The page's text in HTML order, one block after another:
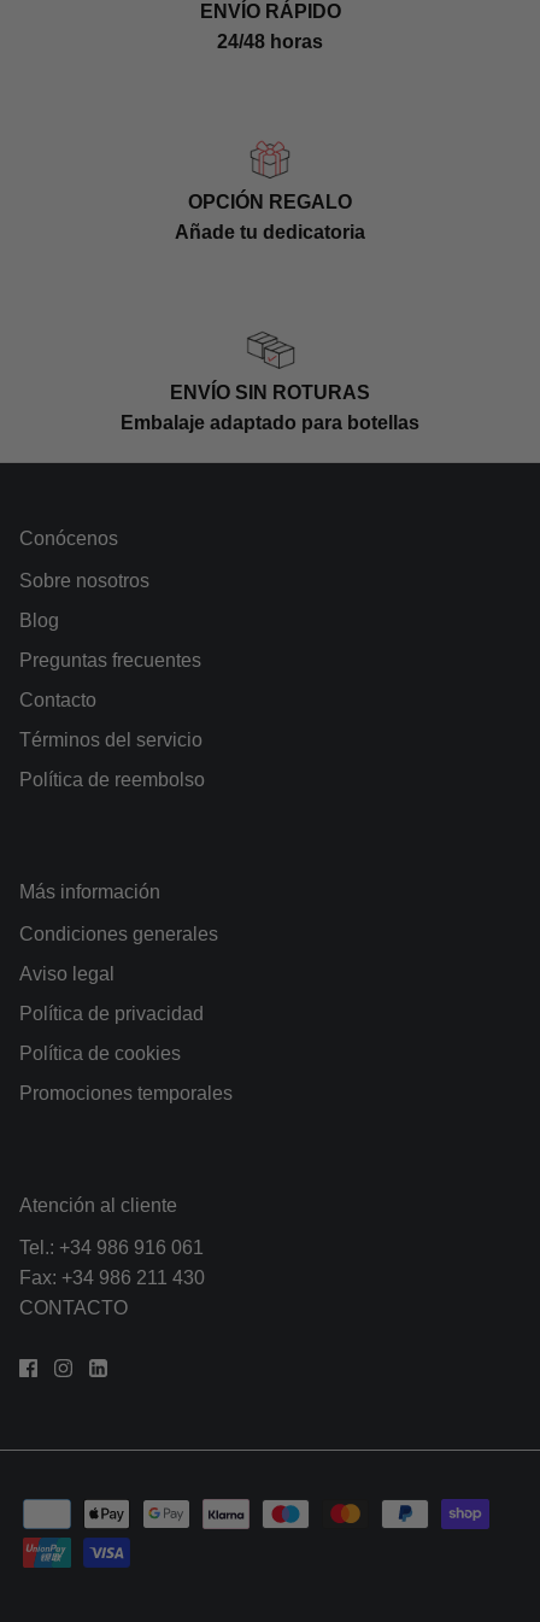
ENVÍO RÁPIDO
24/48 horas
OPCIÓN REGALO
Añade tu dedicatoria
ENVÍO SIN ROTURAS
Embalaje adaptado para botellas
Conócenos
Sobre nosotros
Blog
Preguntas frecuentes
Contacto
Términos del servicio
Política de reembolso
Más información
Condiciones generales
Aviso legal
Política de privacidad
Política de cookies
Promociones temporales
Atención al cliente
Tel.: +34 986 916 061
Fax: +34 986 211 430
CONTACTO